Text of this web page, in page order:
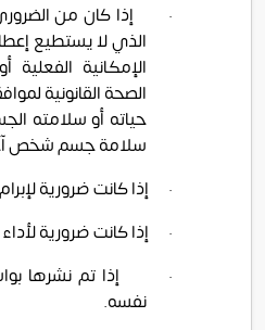
·
إذا كان من
الذي لا يستطيع
الإمكانية الفعلية
الصحة القانونية
حياته أو سلامته
سلامة جسم شخص
·
إذا كانت ضرورية
·
إذا كانت ضرورية لأداء
·
إذا تم نشرها
نفسه.